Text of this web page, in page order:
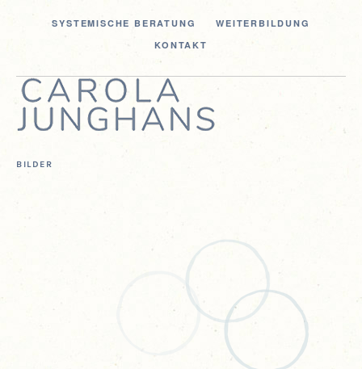
SYS­TE­MI­SCHE BERATUNG
WEI­TER­BIL­DUNG
KON­TAKT
BILDER